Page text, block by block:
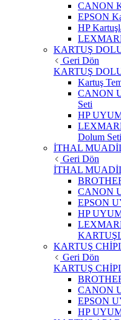
CANON
EPSON
HP
KARTUŞ
Geri Dön
KARTUŞ
Kartuş
CANON
Seti
HP
Dolum Seti
İTHAL
Geri Dön
İTHAL
CANON
EPSON
HP
KARTUŞ
Geri Dön
KARTUŞ
CANON
EPSON
HP